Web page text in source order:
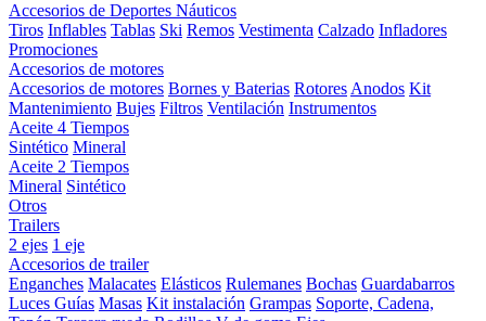
Accesorios de Deportes Náuticos
Tiros Inflables Tablas Ski Remos Vestimenta Calzado Infladores
Promociones
Accesorios de motores
Accesorios de motores Bornes y Baterias Rotores Anodos Kit
Mantenimiento Bujes Filtros Ventilación Instrumentos
Aceite 4 Tiempos
Sintético Mineral
Aceite 2 Tiempos
Mineral Sintético
Otros
Trailers
2 ejes 1 eje
Accesorios de trailer
Enganches Malacates Elásticos Rulemanes Bochas Guardabarros
Luces Guías Masas Kit instalación Grampas Soporte, Cadena,